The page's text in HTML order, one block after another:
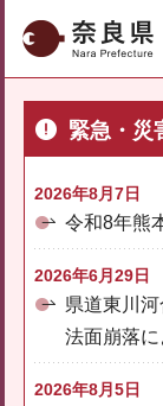
奈良県
緊急・災
2026年8月7日
令和8年熊
2026年6月29日
県道東川
法面崩落
2026年8月5日